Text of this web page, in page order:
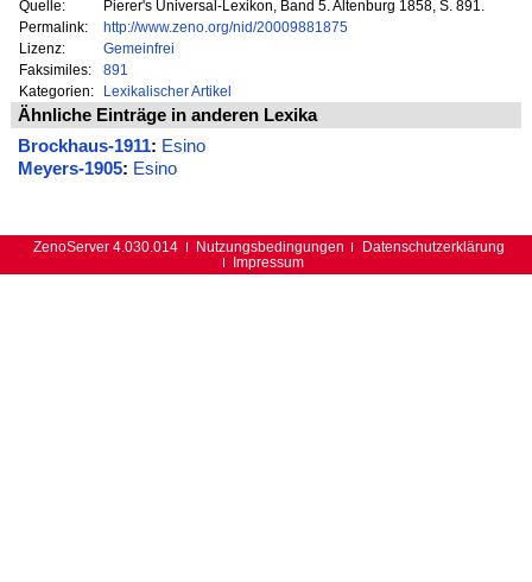
Quelle:
Pierer's Universal-Lexikon, Band 5. Altenburg 1858, S. 891.
Permalink:
http://www.zeno.org/nid/20009881875
Lizenz:
Gemeinfrei
Faksimiles:
891
Kategorien:
Lexikalischer Artikel
Ähnliche Einträge in anderen Lexika
Brockhaus-1911: Esino
Meyers-1905: Esino
ZenoServer 4.030.014 Nutzungsbedingungen
Datenschutzerklärung
Impressum